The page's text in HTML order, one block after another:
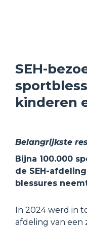
SEH-
kinderen
Belangrijkste
Bijna 100.000
de SEH-
blessures
In 2024 werd in
afdeling van een